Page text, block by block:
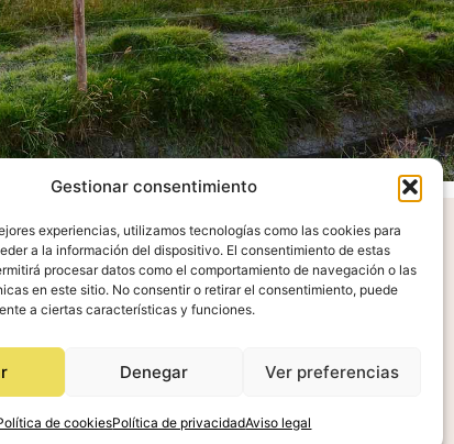
Gestionar consentimiento
experiencias, utilizamos tecnologías como las cookies para
a la información del dispositivo. El consentimiento de estas
procesar datos como el comportamiento de navegación o las
en este sitio. No consentir o retirar el consentimiento, puede
a ciertas características y funciones.
Denegar Ver preferencias
de cookiesPolítica de privacidadAviso legal